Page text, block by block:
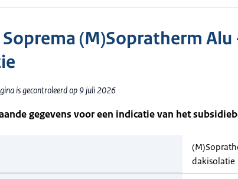
(M)Sopratherm Alu
is gecontroleerd op 9 juli 2026
gegevens voor een indicatie van het
dakisolatie